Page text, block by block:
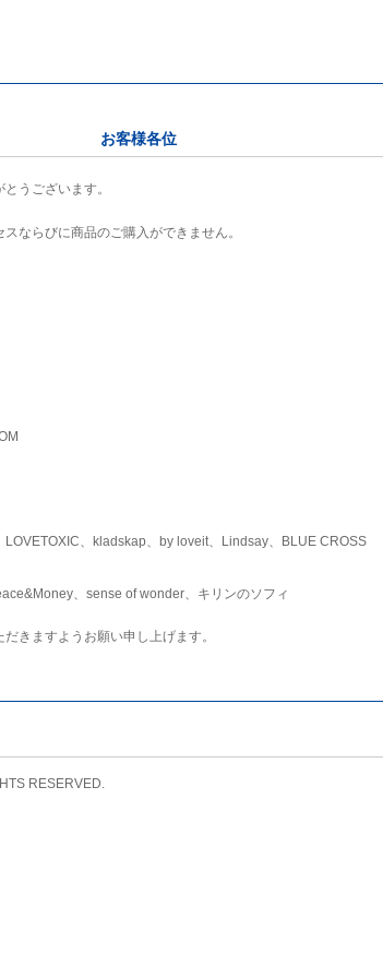
お客様各位
うございます。
ならびに商品のご購入ができません。
、kladskap、by loveit、Lindsay、BLUE CROSS
、sense of wonder、キリンのソフィ
きますようお願い申し上げます。